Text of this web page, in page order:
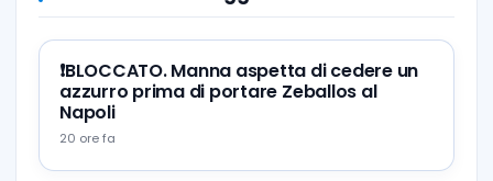
❗️BLOCCATO. Manna aspetta di cedere un
azzurro prima di portare Zeballos al
Napoli
20 ore fa